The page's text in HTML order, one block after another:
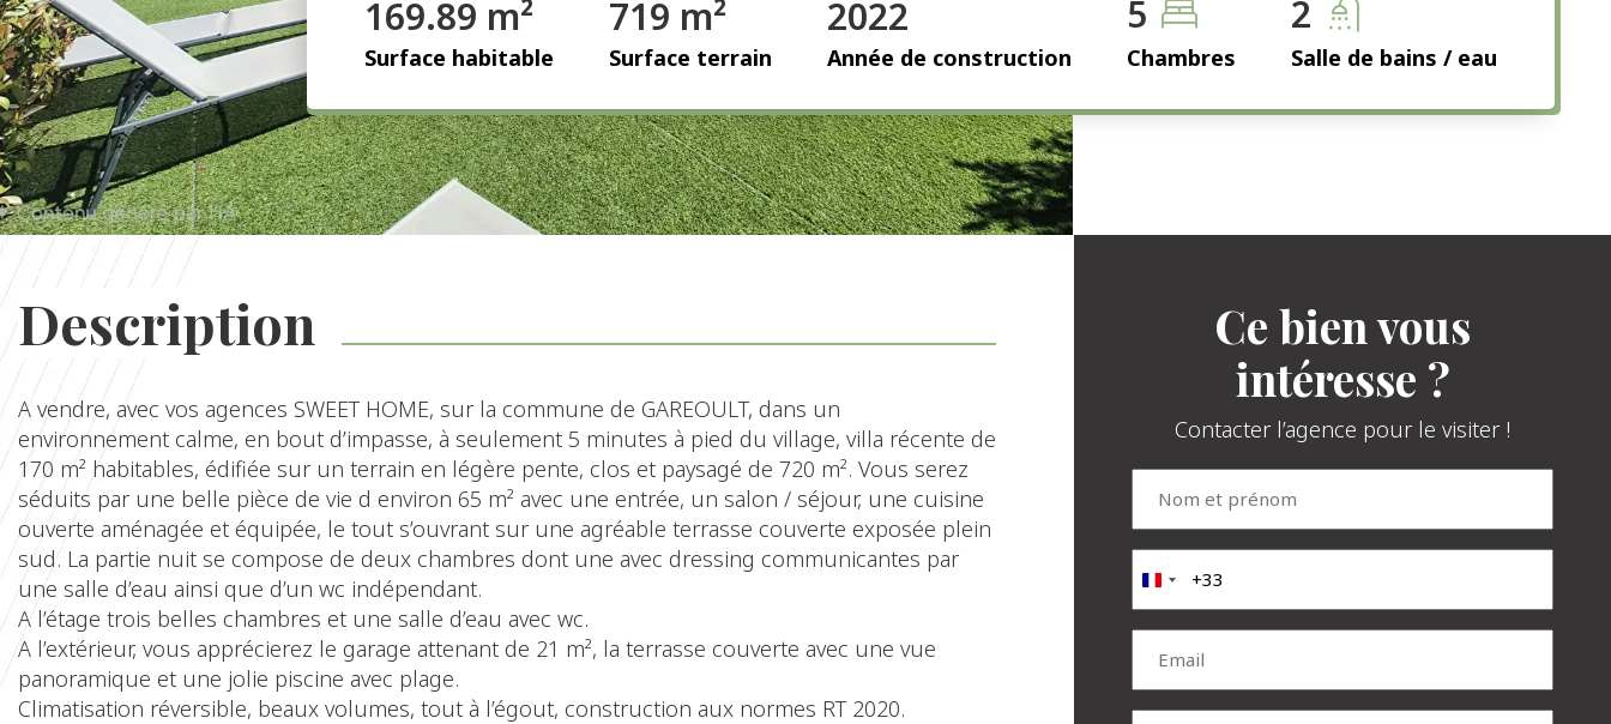
5
Chambres
2
Salle de bains / eau
169.89 m²
Surface habitable
719 m²
Surface terrain
2022
Année de construction
Description
A vendre, avec vos agences SWEET HOME, sur la commune de GAREOULT, dans un
environnement calme, en bout d’impasse, à seulement 5 minutes à pied du village, villa récente de
170 m² habitables, édifiée sur un terrain en légère pente, clos et paysagé de 720 m². Vous serez
séduits par une belle pièce de vie d environ 65 m² avec une entrée, un salon / séjour, une cuisine
ouverte aménagée et équipée, le tout s’ouvrant sur une agréable terrasse couverte exposée plein
sud. La partie nuit se compose de deux chambres dont une avec dressing communicantes par
une salle d’eau ainsi que d’un wc indépendant.
A l’étage trois belles chambres et une salle d’eau avec wc.
A l’extérieur, vous apprécierez le garage attenant de 21 m², la terrasse couverte avec une vue
panoramique et une jolie piscine avec plage.
Climatisation réversible, beaux volumes, tout à l’égout, construction aux normes RT 2020.
Ce bien vous
intéresse ?
Contacter l’agence pour le visiter !
France
+33